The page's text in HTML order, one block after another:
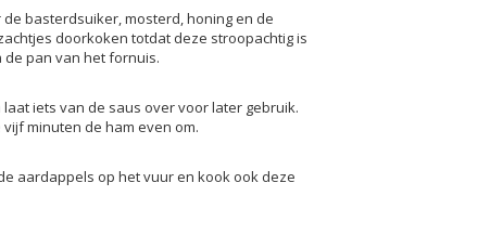
basterdsuiker, mosterd, honing en de
doorkoken totdat deze stroopachtig is
de pan van het fornuis.
iets van de saus over voor later gebruik.
minuten de ham even om.
aardappels op het vuur en kook ook deze